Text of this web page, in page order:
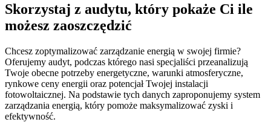
Skorzystaj z audytu, który pokaże Ci ile
możesz zaoszczędzić
Chcesz zoptymalizować zarządzanie energią w swojej firmie?
Oferujemy audyt, podczas którego nasi specjaliści przeanalizują
Twoje obecne potrzeby energetyczne, warunki atmosferyczne,
rynkowe ceny energii oraz potencjał Twojej instalacji
fotowoltaicznej. Na podstawie tych danych zaproponujemy system
zarządzania energią, który pomoże maksymalizować zyski i
efektywność.